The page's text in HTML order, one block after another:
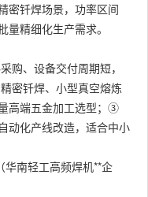
密钎焊场景，功率区间
精细化生产需求。
购、设备交付周期短，
密钎焊、小型真空熔炼
高端五金加工选型；③
动化产线改造，适合中小
华南轻工高频焊机**企